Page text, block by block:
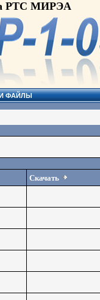
РТС МИРЭА
ФАЙЛЫ
Скачать